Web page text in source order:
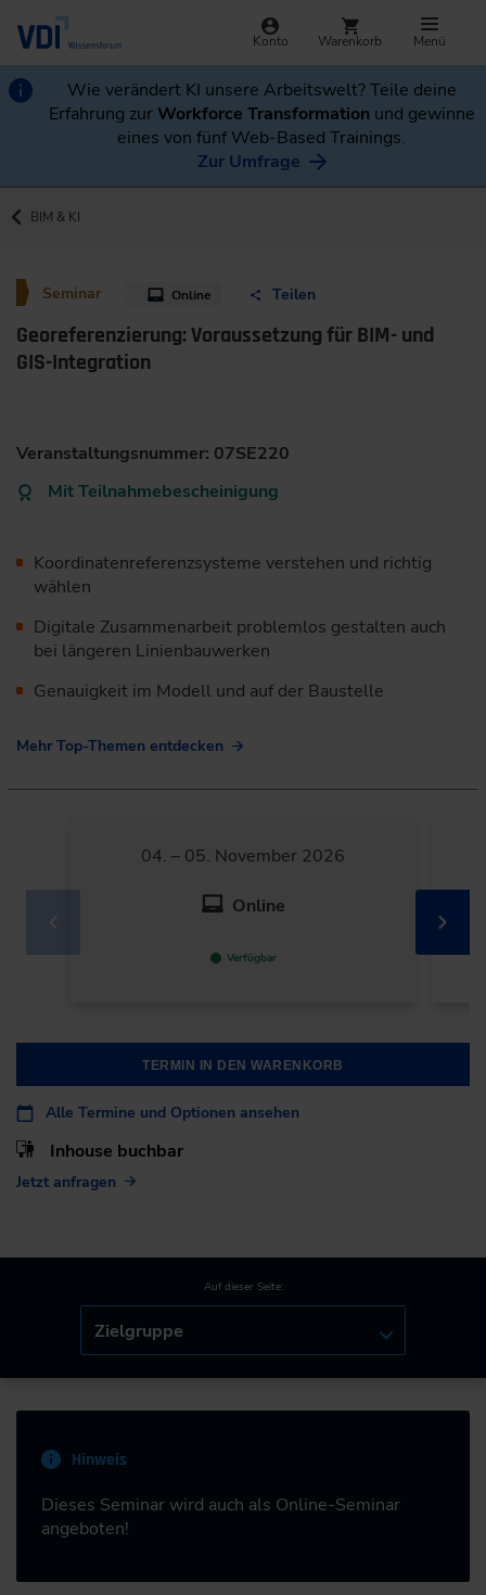
Konto Warenkorb Menü
Wie verändert KI unsere Arbeitswelt? Teile deine
Erfahrung zurWorkforce Transformation und gewinne
eines von fünf Web-Based Trainings.
Zur Umfrage
BIM & KI
Seminar Online Teilen
Georeferenzierung: Voraussetzung für BIM- und
GIS-Integration
Veranstaltungsnummer: 07SE220
Mit Teilnahmebescheinigung
Koordinatenreferenzsysteme verstehen und richtig
wählen
Digitale Zusammenarbeit problemlos gestalten auch
bei längeren Linienbauwerken
Genauigkeit im Modell und auf der Baustelle
Mehr Top-Themen entdecken
04. – 05. November 2026
Online
Verfügbar
TERMIN IN DEN WARENKORB
Alle Termine und Optionen ansehen
Inhouse buchbar
Jetzt anfragen
Auf dieser Seite:
Zielgruppe
Hinweis
Dieses Seminar wird auch als Online-Seminar
angeboten!